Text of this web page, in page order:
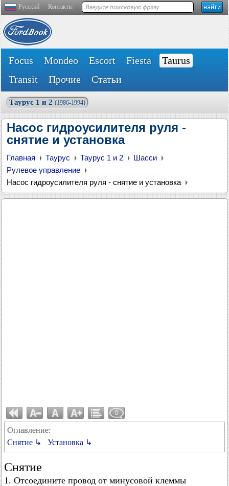
Русский Контакты
Focus Mondeo Escort Fiesta
Taurus
Transit
Прочие Статьи
Таурус 1 и 2 (1986-1994)
Насос гидроусилителя руля -
снятие и установка
Главная Таурус Таурус 1 и 2
Шасси
Рулевое управление
Насос гидроусилителя руля - снятие и установка
0
Оглавление:
Снятие ↳
Установка ↳
Снятие
1. Отсоедините провод от минусовой клеммы